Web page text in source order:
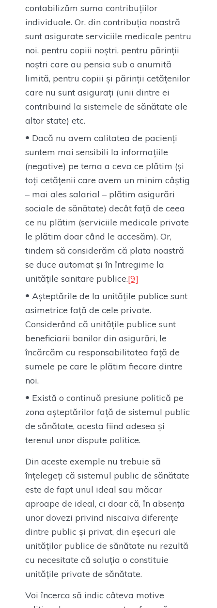
contabilizăm suma contribuțiilor
individuale. Or, din contribuția noastră
sunt asigurate serviciile medicale pentru
noi, pentru copiii noștri, pentru părinții
noștri care au pensia sub o anumită
limită, pentru copiii și părinții cetățenilor
care nu sunt asigurați (unii dintre ei
contribuind la sistemele de sănătate ale
altor state) etc.
Dacă nu avem calitatea de pacienți
suntem mai sensibili la informațiile
(negative) pe tema a ceva ce plătim (și
toți cetățenii care avem un minim câștig
– mai ales salarial – plătim asigurări
sociale de sănătate) decât față de ceea
ce nu plătim (serviciile medicale private
le plătim doar când le accesăm). Or,
tindem să considerăm că plata noastră
se duce automat și în întregime la
unitățile sanitare publice.[9]
Așteptările de la unitățile publice sunt
asimetrice față de cele private.
Considerând că unitățile publice sunt
beneficiarii banilor din asigurări, le
încărcăm cu responsabilitatea față de
sumele pe care le plătim fiecare dintre
noi.
Există o continuă presiune politică pe
zona așteptărilor față de sistemul public
de sănătate, acesta fiind adesea și
terenul unor dispute politice.
Din aceste exemple nu trebuie să
înțelegeți că sistemul public de sănătate
este de fapt unul ideal sau măcar
aproape de ideal, ci doar că, în absența
unor dovezi privind niscaiva diferențe
dintre public și privat, din eșecuri ale
unităților publice de sănătate nu rezultă
cu necesitate că soluția o constituie
unitățile private de sănătate.
Voi încerca să indic câteva motive